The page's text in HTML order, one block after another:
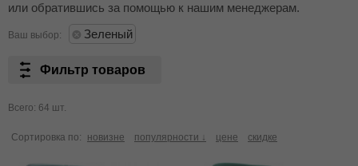
или обратившись за помощью к нашим менеджерам.
Ваш выбор: Зеленый
Фильтр товаров
Всего: 64 шт.
Сортировка по: новизне популярности ↓ цене скидке